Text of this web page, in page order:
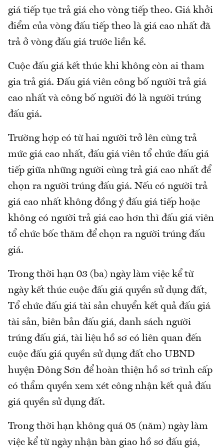
giá tiếp tục trả giá cho vòng tiếp theo. Giá khởi
điểm của vòng đấu tiếp theo là giá cao nhất đã
trả ở vòng đấu giá trước liền kề.
Cuộc đấu giá kết thúc khi không còn ai tham
gia trả giá. Đấu giá viên công bố người trả giá
cao nhất và công bố người đó là người trúng
đấu giá.
Trường hợp có từ hai người trở lên cùng trả
mức giá cao nhất, đấu giá viên tổ chức đấu giá
tiếp giữa những người cùng trả giá cao nhất để
chọn ra người trúng đấu giá. Nếu có người trả
giá cao nhất không đồng ý đấu giá tiếp hoặc
không có người trả giá cao hơn thì đấu giá viên
tổ chức bốc thăm để chọn ra người trúng đấu
giá.
Trong thời hạn 03 (ba) ngày làm việc kể từ
ngày kết thúc cuộc đấu giá quyền sử dụng đất,
Tổ chức đấu giá tài sản chuyển kết quả đấu giá
tài sản, biên bản đấu giá, danh sách người
trúng đấu giá, tài liệu hồ sơ có liên quan đến
cuộc đấu giá quyền sử dụng đất cho UBND
huyện Đông Sơn để hoàn thiện hồ sơ trình cấp
có thẩm quyền xem xét công nhận kết quả đấu
giá quyền sử dụng đất.
Trong thời hạn không quá 05 (năm) ngày làm
việc kể từ ngày nhận bàn giao hồ sơ đấu giá,